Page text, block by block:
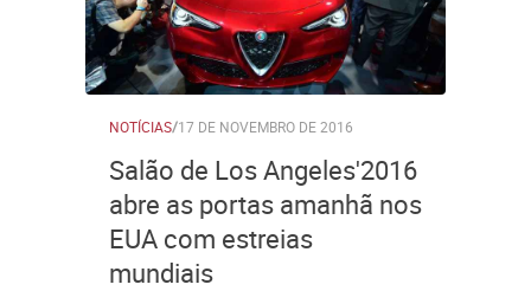
NOTÍCIAS/17 DE NOVEMBRO DE 2016
Salão de Los Angeles'2016
abre as portas amanhã nos
EUA com estreias
mundiais